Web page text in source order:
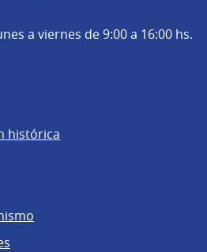
a viernes de 9:00 a 16:00 hs.
histórica